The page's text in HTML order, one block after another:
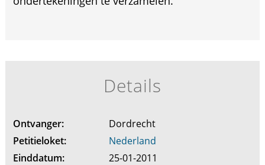
Details
Ontvanger:
Dordrecht
Petitieloket:
Nederland
Einddatum:
25-01-2011